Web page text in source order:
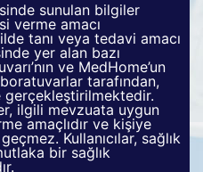
sunulan bilgiler
verme amacı
tanı veya tedavi amacı
yer alan bazı
ve MedHome’un
tarafından,
gerçekleştirilmektedir.
ilgili mevzuata uygun
amaçlıdır ve kişiye
Kullanıcılar, sağlık
bir sağlık